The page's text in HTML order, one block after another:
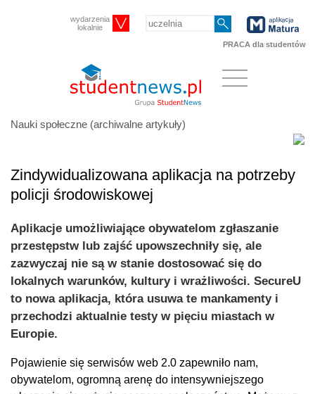
wydarzenia
lokalnie
PRACA dla studentów
Nauki społeczne (archiwalne artykuły)
Zindywidualizowana aplikacja na potrzeby
policji środowiskowej
Aplikacje umożliwiające obywatelom zgłaszanie
przestępstw lub zajść upowszechniły się, ale
zazwyczaj nie są w stanie dostosować się do
lokalnych warunków, kultury i wrażliwości. SecureU
to nowa aplikacja, która usuwa te mankamenty i
przechodzi aktualnie testy w pięciu miastach w
Europie.
Pojawienie się serwisów web 2.0 zapewniło nam,
obywatelom, ogromną arenę do intensywniejszego